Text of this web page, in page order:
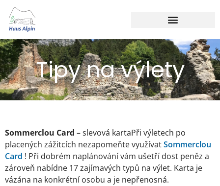
Tipy na výlety
Sommerclou Card – slevová kartaPři výletech po
placených zážitcích nezapomeňte využívatSommerclou
Card ! Při dobrém naplánování vám ušetří dost peněz a
zároveň nabídne 17 zajímavých typů na výlet. Karta je
vázána na konkrétní osobu a je nepřenosná.